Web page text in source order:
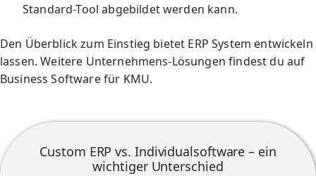
Standard-Tool abgebildet werden kann.
Den Überblick zum Einstieg bietet ERP System entwickeln
lassen. Weitere Unternehmens-Lösungen findest du auf
Business Software für KMU.
Custom ERP vs. Individualsoftware – ein
wichtiger Unterschied